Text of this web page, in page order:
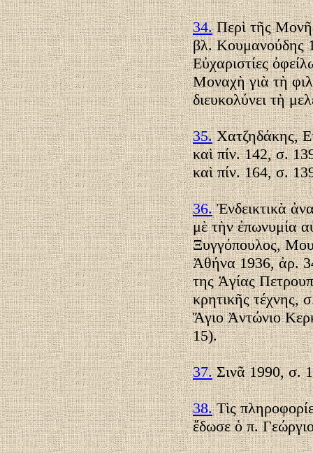
34.Περὶ τῆς
βλ. Κουμανούδης
Εὐχαριστίες
Μοναχὴ γιὰ τὴ
διευκολύνει τὴ
35.Χατζηδάκης,
καὶ πίν. 142, σ.
καὶ πίν. 164, σ.
36.Ἐνδεικτικὰ
μὲ τὴν ἐπωνυμία
Ξυγγόπουλος,
Ἀθήνα 1936, ἀρ.
της Ἁγίας
κρητικῆς τέχνης,
Ἅγιο Ἀντώνιο
15).
37.Σινᾶ 1990, σ.
38.Τὶς
ἔδωσε ὁ π.